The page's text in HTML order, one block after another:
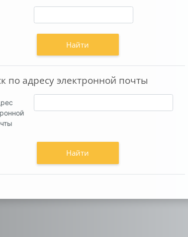
по адресу электронной почты
по адресу электронной почты